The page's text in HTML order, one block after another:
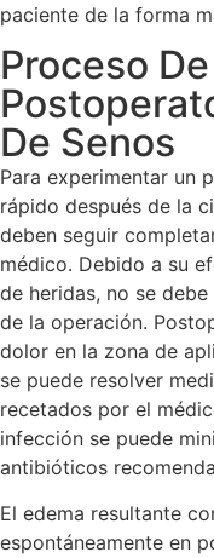
paciente de la forma
Proceso
De Senos
Para experimentar un
rápido después de la
deben seguir
médico. Debido a su
de heridas, no se
de la operación.
dolor en la zona de
se puede resolver
recetados por el
infección se puede
antibióticos
El edema resultante
espontáneamente en